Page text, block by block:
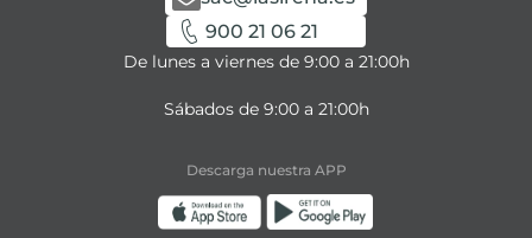
900 21 06 21
De lunes a viernes de 9:00 a 21:00h
Sábados de 9:00 a 21:00h
Descarga nuestra APP